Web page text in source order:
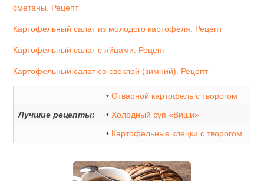
сметаны. Рецепт
Картофельный салат из молодого картофеля. Рецепт
Картофельный салат с яйцами. Рецепт
Картофельный салат со свеклой (зимний). Рецепт
•Отварной картофель с творогом
Лучшие рецепты:
•Холодный суп «Виши»
• Картофельные клецки с творогом